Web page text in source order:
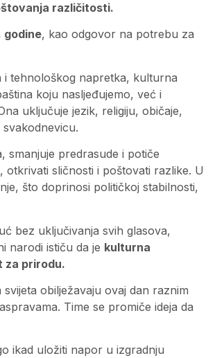
različitosti.
godine, kao odgovor na potrebu za
i tehnološkog napretka, kulturna
koju nasljeđujemo, već i
uključuje jezik, religiju, običaje,
smanjuje predrasude i potiče
sličnosti i poštovati razlike. U
što doprinosi političkoj stabilnosti,
bez uključivanja svih glasova,
narodi ističu da je kulturna
za prirodu.
obilježavaju ovaj dan raznim
Time se promiče ideja da
ikad uložiti napor u izgradnju